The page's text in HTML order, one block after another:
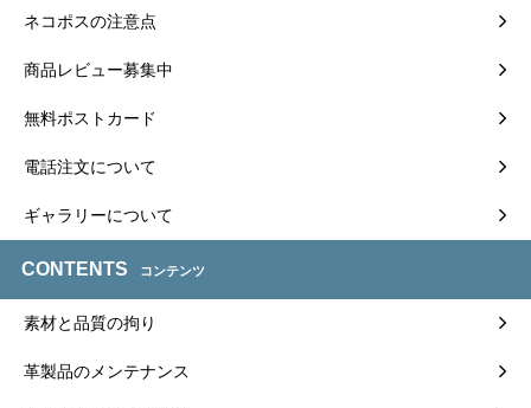
ネコポスの注意点
商品レビュー募集中
無料ポストカード
電話注文について
ギャラリーについて
CONTENTS コンテンツ
素材と品質の拘り
革製品のメンテナンス